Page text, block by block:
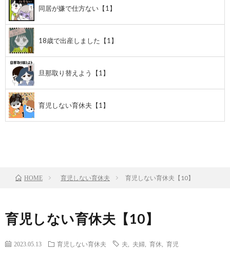
同居が嫌で仕方ない【1】
18歳で出産しました【1】
旦那取り替えよう【1】
育児しない育休夫【1】
HOME 育児しない育休夫 育児しない育休夫【10】
育児しない育休夫【10】
2023.05.13 育児しない育休夫 夫 夫婦 育休 育児